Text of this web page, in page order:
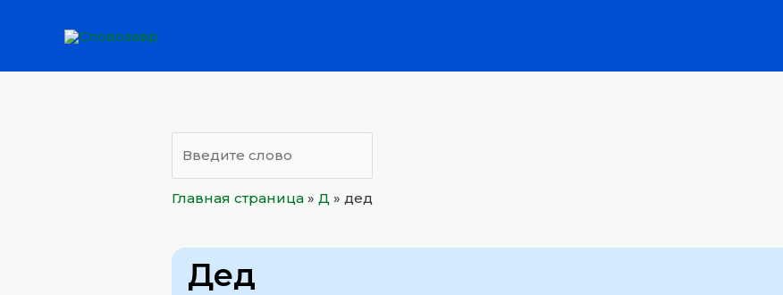
Главная страница » Д » дед
Дед